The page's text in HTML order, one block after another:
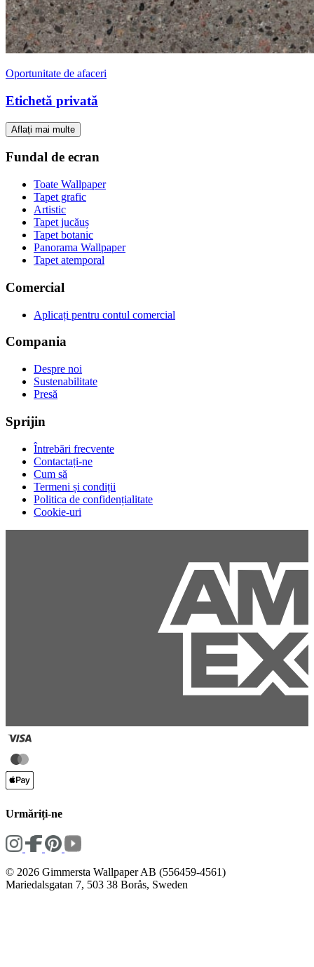
Oportunitate de afaceri
Etichetă privată
Aflați mai multe
Fundal de ecran
Toate Wallpaper
Tapet grafic
Artistic
Tapet jucăuș
Tapet botanic
Panorama Wallpaper
Tapet atemporal
Comercial
Aplicați pentru contul comercial
Compania
Despre noi
Sustenabilitate
Presă
Sprijin
Întrebări frecvente
Contactați-ne
Cum să
Termeni și condiții
Politica de confidențialitate
Cookie-uri
Urmăriți-ne
© 2026 Gimmersta Wallpaper AB (556459-4561)
Mariedalsgatan 7, 503 38 Borås, Sweden